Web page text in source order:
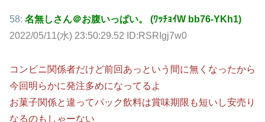
58: 名無しさん＠お腹いっぱい。 (ﾜｯﾁｮｲW bb76-YKh1)
2022/05/11(水) 23:50:29.52 ID:RSRIgj7w0
コンビニ関係者だけど前回あっという間に無くなったから
今回明らかに発注多めになってるよ
お菓子関係と違ってパック飲料は賞味期限も短いし安売り
なるのもしゃーない